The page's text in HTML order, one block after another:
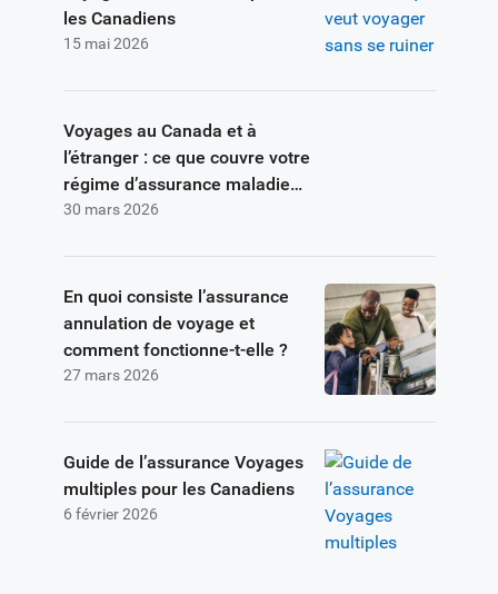
15 mai 2026
les Canadiens
30 mars 2026
Voyages au Canada et à
l’étranger : ce que couvre votre
régime d’assurance maladie
provincial
27 mars 2026
En quoi consiste l’assurance
annulation de voyage et
comment fonctionne-t-elle ?
6 février 2026
Guide de l’assurance Voyages
multiples pour les Canadiens